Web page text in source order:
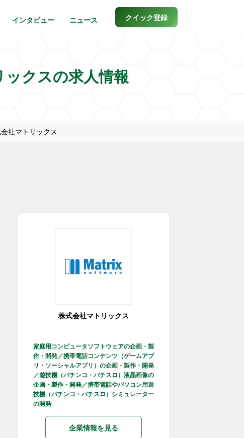
インタビュー ニュース クイック登録
ックスの求人情報
社マトリックス
株式会社マトリックス
家庭用コンピュータソフトウェアの企画・製
作・開発／携帯電話コンテンツ（ゲームアプ
リ・ソーシャルアプリ）の企画・製作・開発
／遊技機（パチンコ・パチスロ）液晶画像の
企画・製作・開発／携帯電話やパソコン用遊
技機（パチンコ・パチスロ）シミュレーター
の開発
企業情報を見る